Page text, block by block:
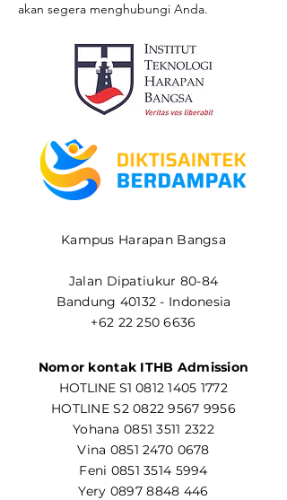
akan segera menghubungi Anda.
Kampus Harapan Bangsa
Jalan Dipatiukur 80-84
Bandung 40132 - Indonesia
+62 22 250 6636
Nomor kontak ITHB Admission
​HOTLINE S10812 1405 1772
HOTLINE S20822 9567 9956
Yohana0851 3511 2322
Vina 0851 2470 0678
Feni 0851 3514 5994
Yery 0897 8848 446